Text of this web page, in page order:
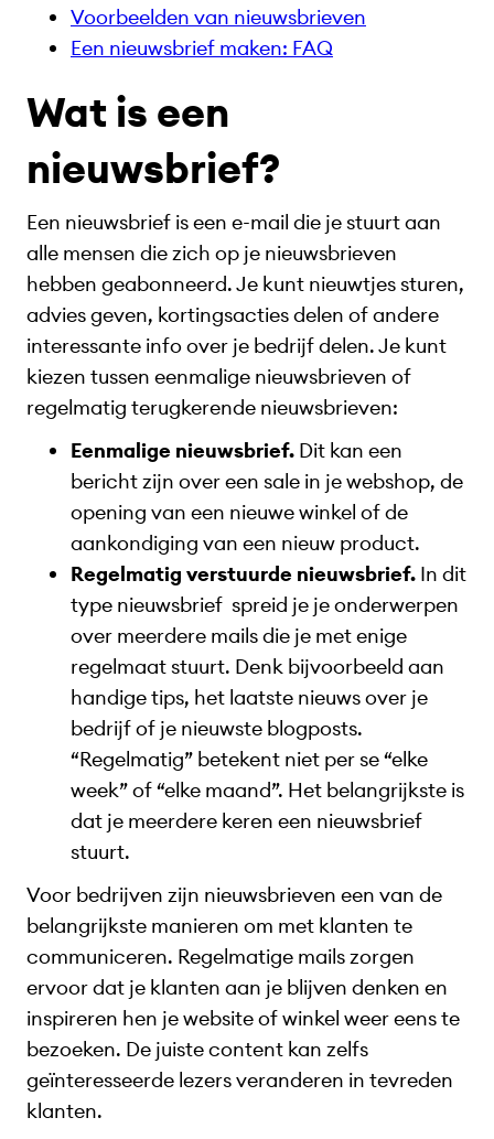
Voorbeelden van nieuwsbrieven
Een nieuwsbrief maken: FAQ
Wat is een
nieuwsbrief?
Een nieuwsbrief is een e-mail die je stuurt aan
alle mensen die zich op je nieuwsbrieven
hebben geabonneerd. Je kunt nieuwtjes sturen,
advies geven, kortingsacties delen of andere
interessante info over je bedrijf delen. Je kunt
kiezen tussen eenmalige nieuwsbrieven of
regelmatig terugkerende nieuwsbrieven:
Eenmalige nieuwsbrief. Dit kan een
bericht zijn over een sale in je webshop, de
opening van een nieuwe winkel of de
aankondiging van een nieuw product.
Regelmatig verstuurde nieuwsbrief. In dit
type nieuwsbrief spreid je je onderwerpen
over meerdere mails die je met enige
regelmaat stuurt. Denk bijvoorbeeld aan
handige tips, het laatste nieuws over je
bedrijf of je nieuwste blogposts.
“Regelmatig” betekent niet per se “elke
week” of “elke maand”. Het belangrijkste is
dat je meerdere keren een nieuwsbrief
stuurt.
Voor bedrijven zijn nieuwsbrieven een van de
belangrijkste manieren om met klanten te
communiceren. Regelmatige mails zorgen
ervoor dat je klanten aan je blijven denken en
inspireren hen je website of winkel weer eens te
bezoeken. De juiste content kan zelfs
geïnteresseerde lezers veranderen in tevreden
klanten.